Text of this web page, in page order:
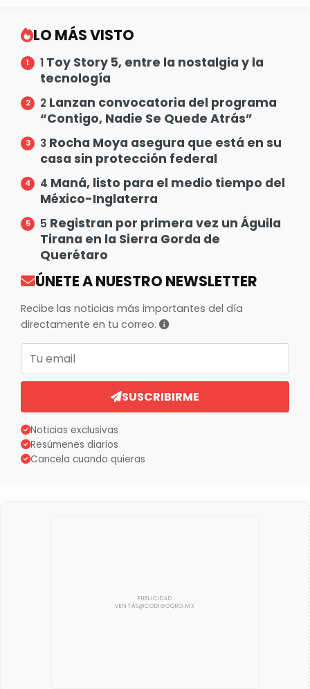
LO MÁS VISTO
1 Toy Story 5, entre la nostalgia y la
tecnología
2 Lanzan convocatoria del programa
“Contigo, Nadie Se Quede Atrás”
3 Rocha Moya asegura que está en su
casa sin protección federal
4 Maná, listo para el medio tiempo del
México-Inglaterra
5 Registran por primera vez un Águila
Tirana en la Sierra Gorda de
Querétaro
ÚNETE A NUESTRO NEWSLETTER
Recibe las noticias más importantes del día
directamente en tu correo.
Correo electrónico
SUSCRIBIRME
Noticias exclusivas
Resúmenes diarios
Cancela cuando quieras